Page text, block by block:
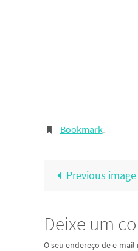
Bookmark.
Previous image
Deixe um
O seu endereço de e-